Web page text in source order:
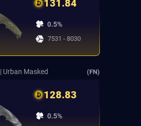
131.84
0.5%
7531 - 8030
| Urban Masked (FN)
128.83
0.5%